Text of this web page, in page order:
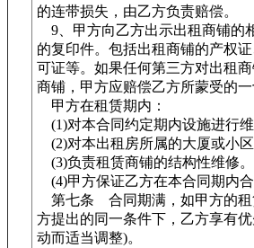
的连带损失，由乙方负责赔偿。
9、甲方向乙方出示出租商铺的
的复印件。包括出租商铺的产权
可证等。如果任何第三方对出租
商铺，甲方应赔偿乙方所蒙受的一
甲方在租赁期内：
(1)对本合同约定期内设施进行维
(2)对本出租房所属的大厦或小
(3)负责租赁商铺的结构性维修。
(4)甲方保证乙方在本合同期内合
第七条 合同期满，如甲方的租
方提出的同一条件下，乙方享有
动而适当调整)。